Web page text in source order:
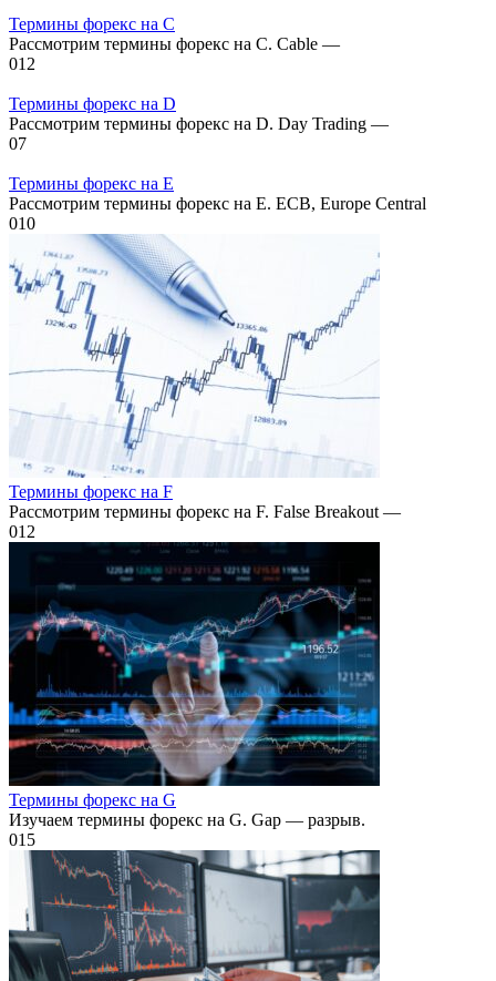
Термины форекс на C
Рассмотрим термины форекс на C. Cable —
012
Термины форекс на D
Рассмотрим термины форекс на D. Day Trading —
07
Термины форекс на E
Рассмотрим термины форекс на E. ЕСВ, Europe Central
010
Термины форекс на F
Рассмотрим термины форекс на F. False Breakout —
012
Термины форекс на G
Изучаем термины форекс на G. Gap — разрыв.
015